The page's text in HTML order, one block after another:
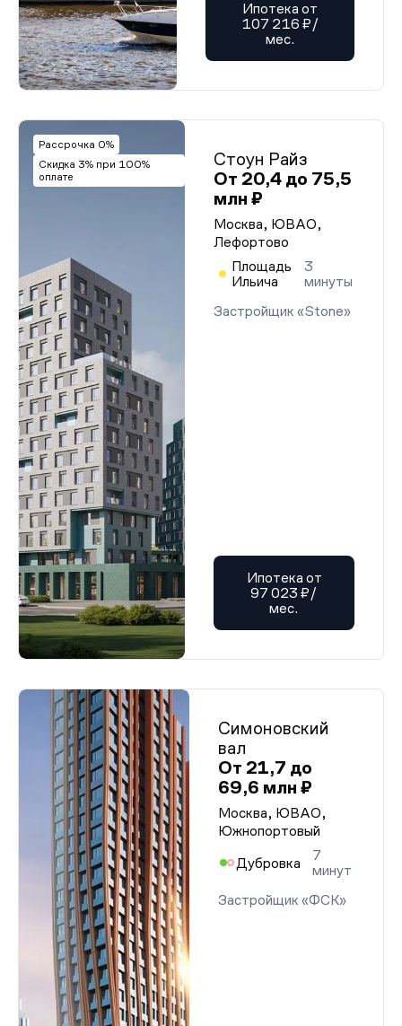
Ипотека от
107 216 ₽/
мес.
Рассрочка 0%
Скидка 3% при 100%
оплате
Стоун Райз
От 20,4 до 75,5
млн ₽
Москва, ЮВАО,
Лефортово
Площадь
Ильича
3
минуты
Застройщик «Stone»
Ипотека от
97 023 ₽/
мес.
Симоновский
вал
От 21,7 до
69,6 млн ₽
Москва, ЮВАО,
Южнопортовый
Дубровка
7
минут
Застройщик «ФСК»